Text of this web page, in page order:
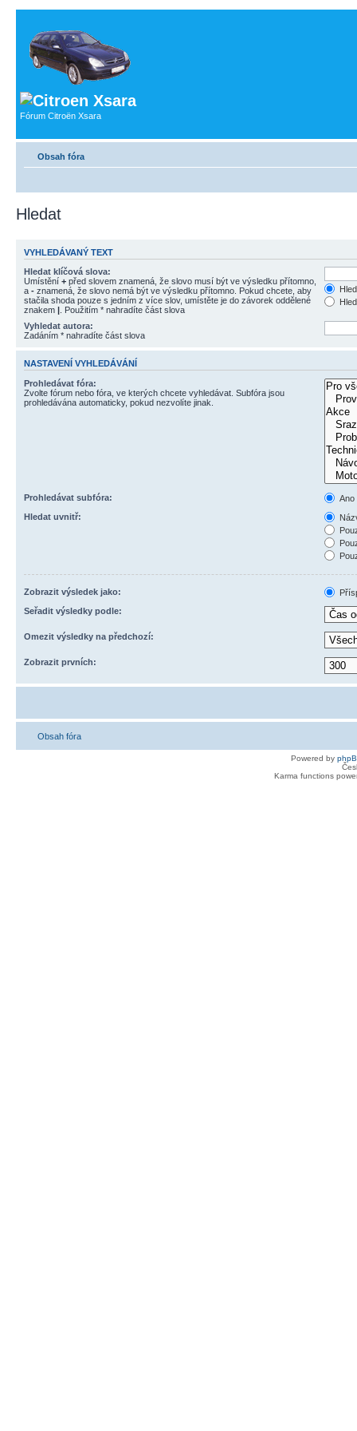
Fórum Citroën Xsara
Obsah fóra
Hledat
VYHLEDÁVANÝ TEXT
Hledat klíčová slova:
Umístění + před slovem znamená, že slovo musí být ve výsledku přítomno,
a - znamená, že slovo nemá být ve výsledku přítomno. Pokud chcete, aby
stačila shoda pouze s jedním z více slov, umístěte je do závorek oddělené
znakem | . Použitím * nahradíte část slova
Vyhledat autora:
Zadáním * nahradíte část slova
NASTAVENÍ VYHLEDÁVÁNÍ
Prohledávat fóra:
Zvolte fórum nebo fóra, ve kterých chcete vyhledávat. Subfóra jsou
prohledávána automaticky, pokud nezvolíte jinak.
Prohledávat subfóra:
Ano
Hledat uvnitř:
Zobrazit výsledek jako:
Seřadit výsledky podle:
Omezit výsledky na předchozí:
Zobrazit prvních:
Obsah fóra
Powered by
Karma functions